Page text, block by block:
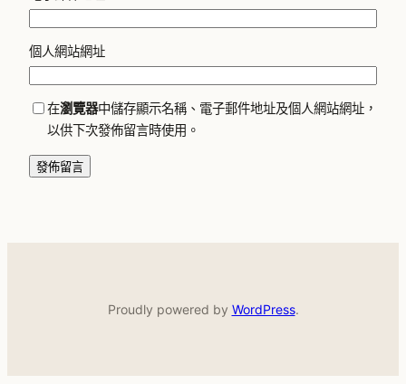
個人網站網址
在瀏覽器中儲存顯示名稱、電子郵件地址及個人網站網址，
以供下次發佈留言時使用。
Proudly powered by WordPress.